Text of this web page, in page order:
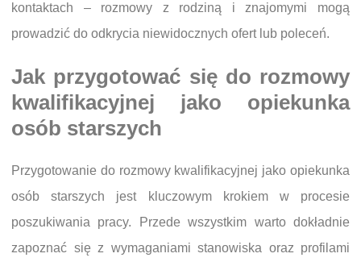
kontaktach – rozmowy z rodziną i znajomymi mogą
prowadzić do odkrycia niewidocznych ofert lub poleceń.
Jak przygotować się do rozmowy
kwalifikacyjnej jako opiekunka
osób starszych
Przygotowanie do rozmowy kwalifikacyjnej jako opiekunka
osób starszych jest kluczowym krokiem w procesie
poszukiwania pracy. Przede wszystkim warto dokładnie
zapoznać się z wymaganiami stanowiska oraz profilami